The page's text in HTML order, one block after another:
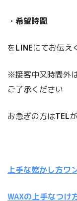
・希望メニュー
・希望時間
LINE にてお伝え
※接客中又時間外
ご了承ください
上手な乾かし方ワ